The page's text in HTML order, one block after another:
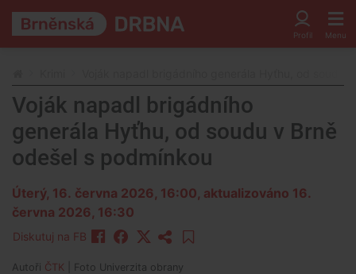
Voják napadl brigádního
generála Hyťhu, od soudu v Brně
odešel s podmínkou
Úterý, 16. června 2026, 16:00, aktualizováno 16.
června 2026, 16:30
Diskutuj na FB
Autoři ČTK | Foto Univerzita obrany